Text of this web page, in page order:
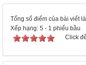
Tổng số điểm của bài viết
Xếp hạng: 5 - 1 phiếu bầu
Click